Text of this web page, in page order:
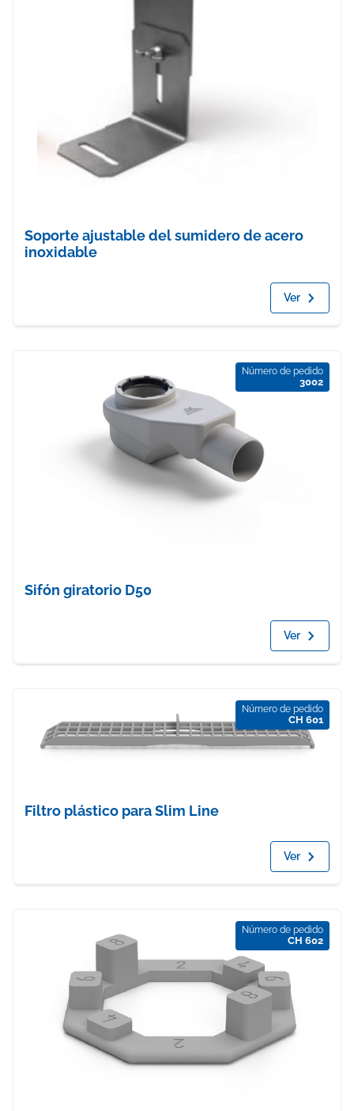
Soporte ajustable del sumidero de acero
inoxidable
Ver
Número de pedido
3002
Sifón giratorio D50
Ver
Número de pedido
CH 601
Filtro plástico para Slim Line
Ver
Número de pedido
CH 602